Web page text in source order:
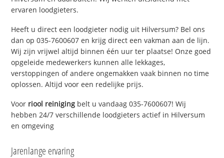
ervaren loodgieters.
Heeft u direct een loodgieter nodig uit Hilversum? Bel ons
dan op 035-7600607 en krijg direct een vakman aan de lijn.
Wij zijn vrijwel altijd binnen één uur ter plaatse! Onze goed
opgeleide medewerkers kunnen alle lekkages,
verstoppingen of andere ongemakken vaak binnen no time
oplossen. Altijd voor een redelijke prijs.
Voor riool reiniging belt u vandaag 035-7600607! Wij
hebben 24/7 verschillende loodgieters actief in Hilversum
en omgeving
Jarenlange ervaring